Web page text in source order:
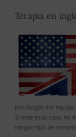
Terapia en
psicólogas del equipo
Si este es tu caso, no
ningún tipo de